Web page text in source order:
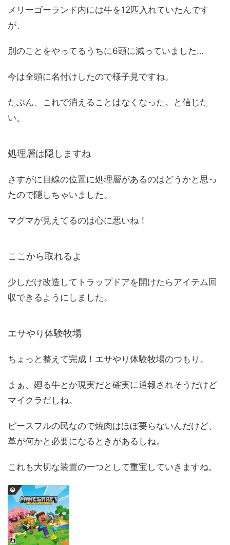
メリーゴーランド内には牛を12匹入れていたんです
が、
別のことをやってるうちに6頭に減っていました…
今は全頭に名付けしたので様子見ですね。
たぶん、これで消えることはなくなった。と信じた
い。
処理層は隠しますね
さすがに目線の位置に処理層があるのはどうかと思っ
たので隠しちゃいました。
マグマが見えてるのは心に悪いね！
ここから取れるよ
少しだけ改造してトラップドアを開けたらアイテム回
収できるようにしました。
エサやり体験牧場
ちょっと整えて完成！エサやり体験牧場のつもり。
まぁ、廻る牛とか現実だと確実に通報されそうだけど
マイクラだしね。
ピースフルの民なので焼肉はほぼ要らないんだけど、
革が何かと必要になるときがあるしね。
これも大切な装置の一つとして重宝していきますね。